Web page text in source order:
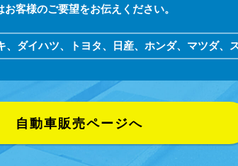
客様のご要望をお伝えください。
、ダイハツ、トヨタ、日産、ホンダ、マツダ、
自動車販売ページへ